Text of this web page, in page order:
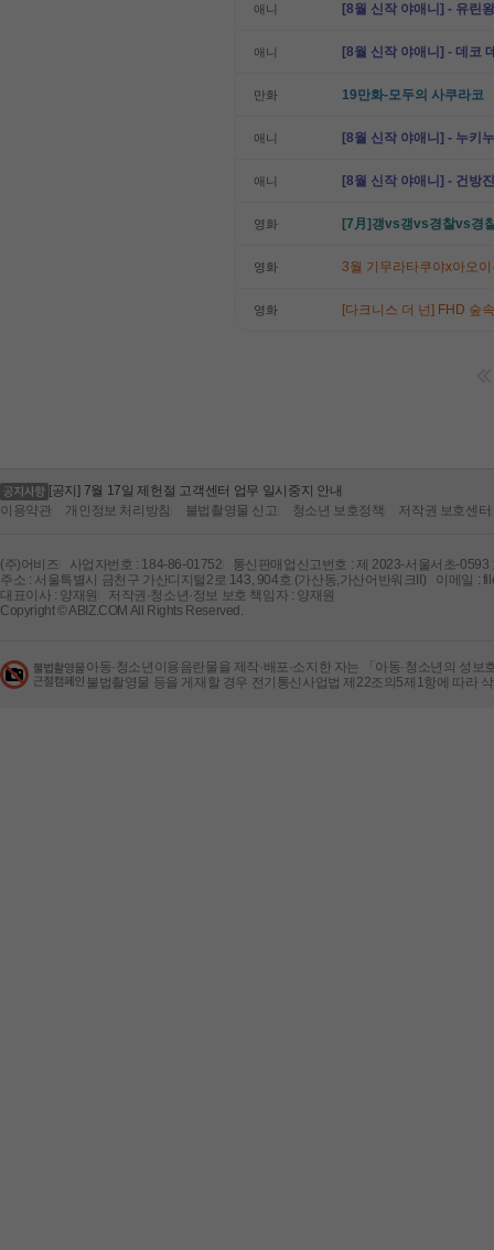
애니 [8월 신작 야애니] - 유린
애니 [8월 신작 야애니] - 데코
만화 19만화-모두의 사쿠라코
애니 [8월 신작 야애니] - 누키
애니 [8월 신작 야애니] - 건방
영화 [7月]갱vs갱vs경찰vs경
영화 3월 기무라타쿠야x아오
영화 [다크니스 더 넌] FHD 숲
[공지] 7월 17일 제헌절 고객센터 업무 일시중지 안내
[공지] 케이뱅크 시스템 작업 안내
이용약관 개인정보 처리방침 불법촬영물 신고 청소년 보호정책 저작권 보호센터
(주)어비즈 사업자번호 : 184-86-01752
통신판매업신고번호 : 제 2023-서울서초-0593
주소 : 서울특별시 금천구 가산디지털2로 143, 904호 (가산동,가산어반워크II)
이메일 :
대표이사 : 양재원
저작권·청소년·정보 보호 책임자 : 양재원
Copyright © ABIZ.COM All Rights Reserved.
아동·청소년이용음란물을 제작·배포·소지한 자는 「아동·청소년의 성
불법촬영물 등을 게재할 경우 전기통신사업법 제22조의5제1항에 따라